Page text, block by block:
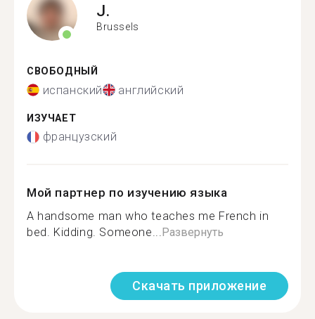
J.
Brussels
СВОБОДНЫЙ
испанский английский
ИЗУЧАЕТ
французский
Мой партнер по изучению языка
A handsome man who teaches me French in
bed. Kidding. Someone...Развернуть
Скачать приложение